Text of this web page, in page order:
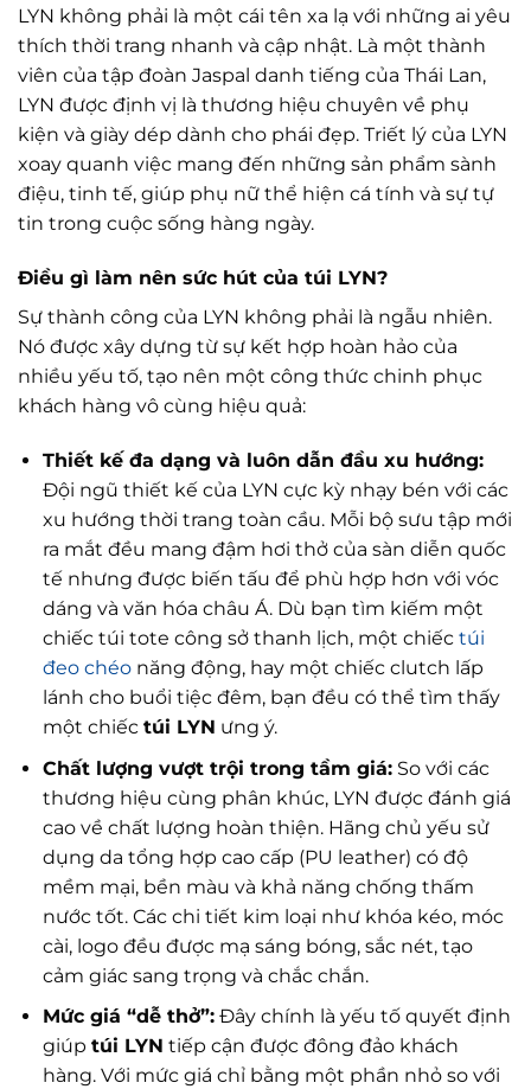
LYN không phải là một cái tên xa lạ với những ai yêu
thích thời trang nhanh và cập nhật. Là một thành
viên của tập đoàn Jaspal danh tiếng của Thái Lan,
LYN được định vị là thương hiệu chuyên về phụ
kiện và giày dép dành cho phái đẹp. Triết lý của LYN
xoay quanh việc mang đến những sản phẩm sành
điệu, tinh tế, giúp phụ nữ thể hiện cá tính và sự tự
tin trong cuộc sống hàng ngày.
Điều gì làm nên sức hút của túi LYN?
Sự thành công của LYN không phải là ngẫu nhiên.
Nó được xây dựng từ sự kết hợp hoàn hảo của
nhiều yếu tố, tạo nên một công thức chinh phục
khách hàng vô cùng hiệu quả:
Thiết kế đa dạng và luôn dẫn đầu xu hướng:
Đội ngũ thiết kế của LYN cực kỳ nhạy bén với các
xu hướng thời trang toàn cầu. Mỗi bộ sưu tập mới
ra mắt đều mang đậm hơi thở của sàn diễn quốc
tế nhưng được biến tấu để phù hợp hơn với vóc
dáng và văn hóa châu Á. Dù bạn tìm kiếm một
chiếc túi tote công sở thanh lịch, một chiếc túi
đeo chéonăng động, hay một chiếc clutch lấp
lánh cho buổi tiệc đêm, bạn đều có thể tìm thấy
một chiếc túi LYN ưng ý.
Chất lượng vượt trội trong tầm giá:So với các
thương hiệu cùng phân khúc, LYN được đánh giá
cao về chất lượng hoàn thiện. Hãng chủ yếu sử
dụng da tổng hợp cao cấp (PU leather) có độ
mềm mại, bền màu và khả năng chống thấm
nước tốt. Các chi tiết kim loại như khóa kéo, móc
cài, logo đều được mạ sáng bóng, sắc nét, tạo
cảm giác sang trọng và chắc chắn.
Mức giá “dễ thở”:Đây chính là yếu tố quyết định
giúp túi LYN tiếp cận được đông đảo khách
hàng. Với mức giá chỉ bằng một phần nhỏ so với